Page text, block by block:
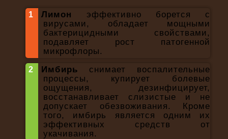
Лимон
эффективно борется с
вирусами, обладает мощными
бактерицидными свойствами,
подавляет рост патогенной
микрофлоры.
Имбирь снимает воспалительные
процессы, купирует болевые
ощущения, дезинфицирует,
восстанавливает слизистые и не
допускает обезвоживания. Кроме
того, имбирь является одним их
эффективных средств от
укачивания.